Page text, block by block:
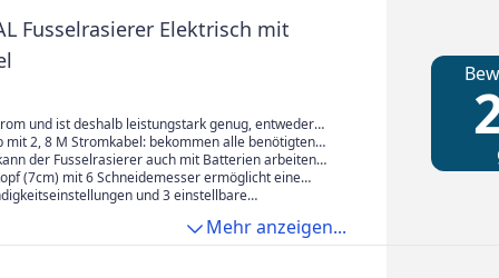
leicht reinigen.
Fusselrasierer Elektrisch mit
und ist deshalb leistungstark genug, entweder
oder kleinen Pilling-Knötchen leicht sauber zu
mit 2, 8 M Stromkabel: bekommen alle benötigten
in einem Durchlauf fertig
der Fusselrasierer auch mit Batterien arbeiten
(7cm) mit 6 Schneidemesser ermöglicht eine
Arbeit, sogar an große Flächen z.B. Sofa,
und 3 einstellbare
Mehr anzeigen...